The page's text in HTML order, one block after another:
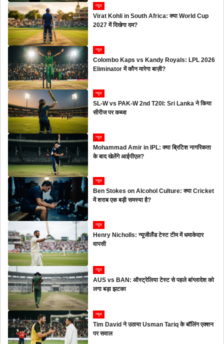
न्यूज
Virat Kohli in South Africa: क्या World Cup
2027 में दिखेगा दम?
न्यूज
Colombo Kaps vs Kandy Royals: LPL 2026
Eliminator में कौन मारेगा बाज़ी?
न्यूज
SL-W vs PAK-W 2nd T20I: Sri Lanka ने किया
सीरीज पर कब्जा
न्यूज
Mohammad Amir in IPL: क्या ब्रिटिश नागरिकता
के बाद खेलेंगे आईपीएल?
न्यूज
Ben Stokes on Alcohol Culture: क्या Cricket
में शराब एक बड़ी समस्या है?
न्यूज
Henry Nicholls: न्यूजीलैंड टेस्ट टीम में धमाकेदार
वापसी
न्यूज
AUS vs BAN: ऑस्ट्रेलिया टेस्ट से पहले बांग्लादेश को
लगा बड़ा झटका
न्यूज
Tim David ने उठाया Usman Tariq के बॉलिंग एक्शन
पर सवाल